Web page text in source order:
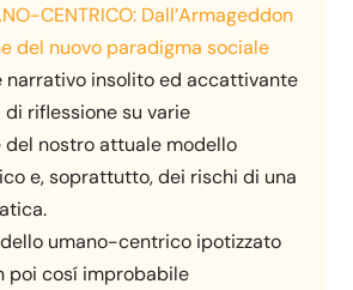
CENTRICO: Dall’Armageddon
del nuovo paradigma sociale
narrativo insolito ed accattivante
riflessione su varie
nostro attuale modello
e, soprattutto, dei rischi di una
umano-centrico ipotizzato
poi cosí improbabile